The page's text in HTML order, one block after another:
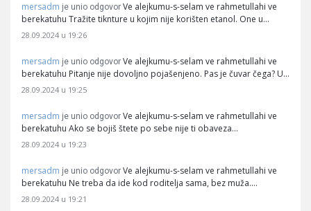
mersadm je unio odgovor Ve alejkumu-s-selam ve rahmetullahi ve
berekatuhu Tražite tiknture u kojim nije korišten etanol. One u…
28.09.2024 u 19:26
mersadm je unio odgovor Ve alejkumu-s-selam ve rahmetullahi ve
berekatuhu Pitanje nije dovoljno pojašenjeno. Pas je čuvar čega? U…
28.09.2024 u 19:25
mersadm je unio odgovor Ve alejkumu-s-selam ve rahmetullahi ve
berekatuhu Ako se bojiš štete po sebe nije ti obaveza…
28.09.2024 u 19:23
mersadm je unio odgovor Ve alejkumu-s-selam ve rahmetullahi ve
berekatuhu Ne treba da ide kod roditelja sama, bez muža.…
28.09.2024 u 19:21